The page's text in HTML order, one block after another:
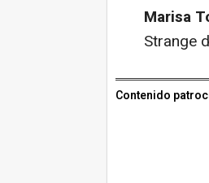
Marisa
Strange
Contenido